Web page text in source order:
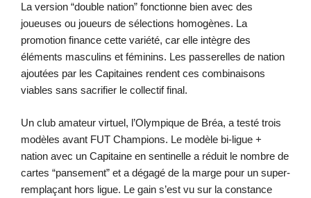
La version “double nation” fonctionne bien avec des
joueuses ou joueurs de sélections homogènes. La
promotion finance cette variété, car elle intègre des
éléments masculins et féminins. Les passerelles de nation
ajoutées par les Capitaines rendent ces combinaisons
viables sans sacrifier le collectif final.
Un club amateur virtuel, l’Olympique de Bréa, a testé trois
modèles avant FUT Champions. Le modèle bi-ligue +
nation avec un Capitaine en sentinelle a réduit le nombre de
cartes “pansement” et a dégagé de la marge pour un super-
remplaçant hors ligue. Le gain s’est vu sur la constance